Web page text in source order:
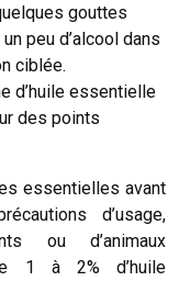
gouttes
peu d’alcool dans
ciblée.
d’huile essentielle
des points
essentielles avant
d’usage,
ou d’animaux
1 à 2% d’huile